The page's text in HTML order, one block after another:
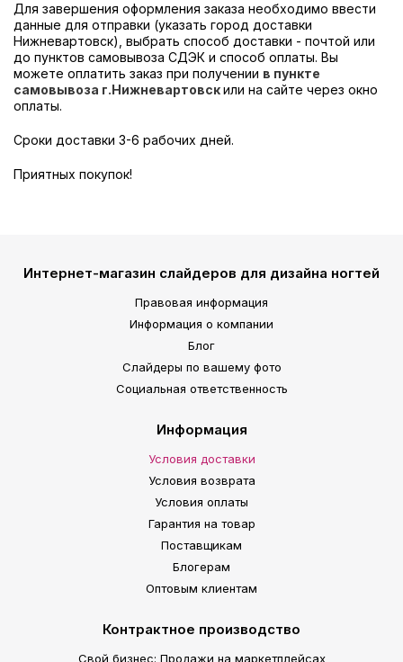
Для завершения оформления заказа необходимо ввести
данные для отправки (указать город доставки
Нижневартовск), выбрать способ доставки - почтой или
до пунктов самовывоза СДЭК и способ оплаты. Вы
можете оплатить заказ при получении в пункте
самовывоза г.Нижневартовскили на сайте через окно
оплаты.
Сроки доставки 3-6 рабочих дней.
Приятных покупок!
Интернет-магазин слайдеров для дизайна ногтей
Правовая информация
Информация о компании
Блог
Слайдеры по вашему фото
Социальная ответственность
Информация
Условия доставки
Условия возврата
Условия оплаты
Гарантия на товар
Поставщикам
Блогерам
Оптовым клиентам
Контрактное производство
Свой бизнес: Продажи на маркетплейсах